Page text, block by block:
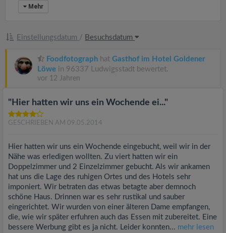
Mehr
Einstellungsdatum / Besuchsdatum
Foodfotograph hat Gasthof im Hotel Goldener
Löwe in 96337 Ludwigsstadt bewertet.
vor 12 Jahren
"Hier hatten wir uns ein Wochende ei..."
GESCHRIEBEN AM 09.05.2014
Hier hatten wir uns ein Wochende eingebucht, weil wir in der
Nähe was erledigen wollten. Zu viert hatten wir ein
Doppelzimmer und 2 Einzelzimmer gebucht. Als wir ankamen
hat uns die Lage des ruhigen Ortes und des Hotels sehr
imponiert. Wir betraten das etwas betagte aber demnoch
schöne Haus. Drinnen war es sehr rustikal und sauber
eingerichtet. Wir wurden von einer älteren Dame empfangen,
die, wie wir später erfuhren auch das Essen mit zubereitet. Eine
bessere Werbung gibt es ja nicht. Leider konnten... mehr lesen